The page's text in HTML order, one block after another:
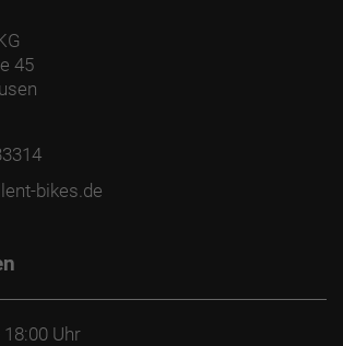
45
bikes.de
18:00 Uhr